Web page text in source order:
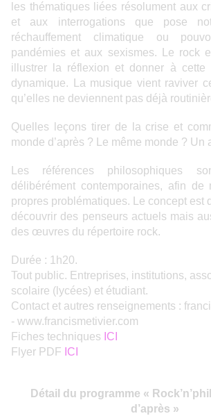
les thématiques liées résolument aux
et aux interrogations que pose
réchauffement climatique ou
pandémies et aux sexismes. Le rock
illustrer la réflexion et donner à cette
dynamique. La musique vient raviver
qu’elles ne deviennent pas déjà
Quelles leçons tirer de la crise et
monde d’après ? Le même monde ? Un
Les références philosophiques
délibérément contemporaines, afin de
propres problématiques. Le concept est
découvrir des penseurs actuels mais
des œuvres du répertoire rock.
Durée : 1h20.
Tout public. Entreprises, institutions,
scolaire (lycées) et étudiant.
Contact et autres renseignements :
- www.francismetivier.com
Fiches techniques ICI
Flyer PDF ICI
Détail du programme «
d’après »